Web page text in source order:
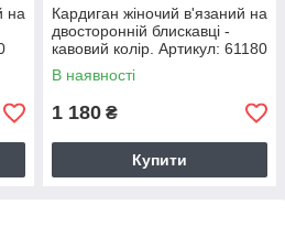
на
Кардиган жіночий в'язаний на
двосторонній блискавці -
кавовий колір. Артикул: 61180
В наявності
1 180 ₴
Купити